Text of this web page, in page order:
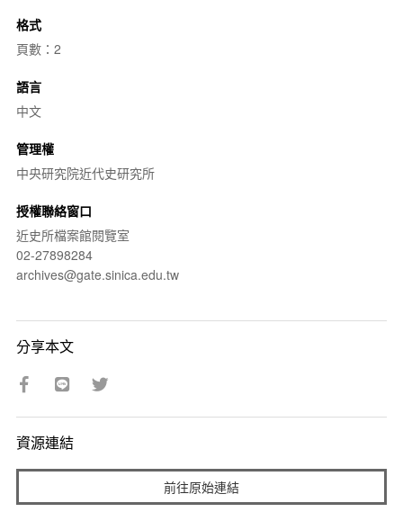
格式
頁數：2
語言
中文
管理權
中央研究院近代史研究所
授權聯絡窗口
近史所檔案館閱覽室
02-27898284
archives@gate.sinica.edu.tw
分享本文
資源連結
前往原始連結